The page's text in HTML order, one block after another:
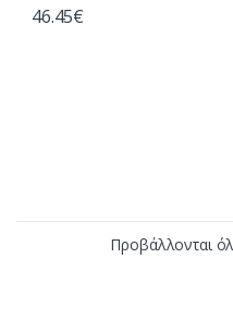
46.45€
Προβάλλονται